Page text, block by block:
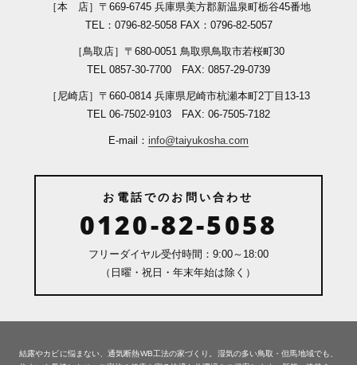
［本 店］ 〒669-6745 兵庫県美方郡新温泉町栃谷45番地
TEL：0796-82-5058 FAX：0796-82-5057
［鳥取店］ 〒680-0051 鳥取県鳥取市若桜町30
TEL 0857-30-7700 FAX: 0857-29-0739
［尼崎店］ 〒660-0814 兵庫県尼崎市杭瀬本町2丁目13-13
TEL 06-7502-9103 FAX: 06-7505-7182
E-mail： info@taiyukosha.com
お電話でのお問い合わせ
0120-82-5058
フリーダイヤル受付時間：9:00～18:00
（日曜・祝日・年末年始は除く）
結露やカビに悩まない、通気断熱WB工法の家づくり。湿気の多い鳥取・但馬地域でも、